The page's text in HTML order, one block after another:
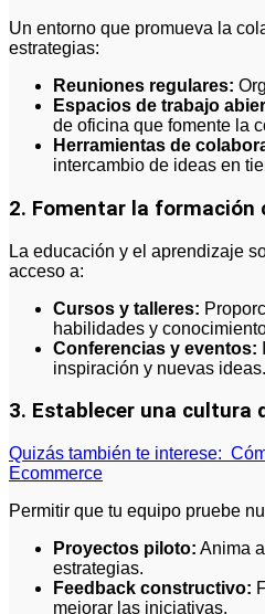
Un entorno que promueva la
estrategias:
Reuniones regulares:
Espacios de trabajo
de oficina que fomente la
Herramientas de
intercambio de ideas en
2. Fomentar la formación
La educación y el aprendizaje
acceso a:
Cursos y talleres:
habilidades y
Conferencias y eventos:
inspiración y nuevas ideas.
3. Establecer una cultura
Quizás también te interese:
Ecommerce
Permitir que tu equipo pruebe
Proyectos piloto: Anima
estrategias.
Feedback constructivo:
mejorar las iniciativas.